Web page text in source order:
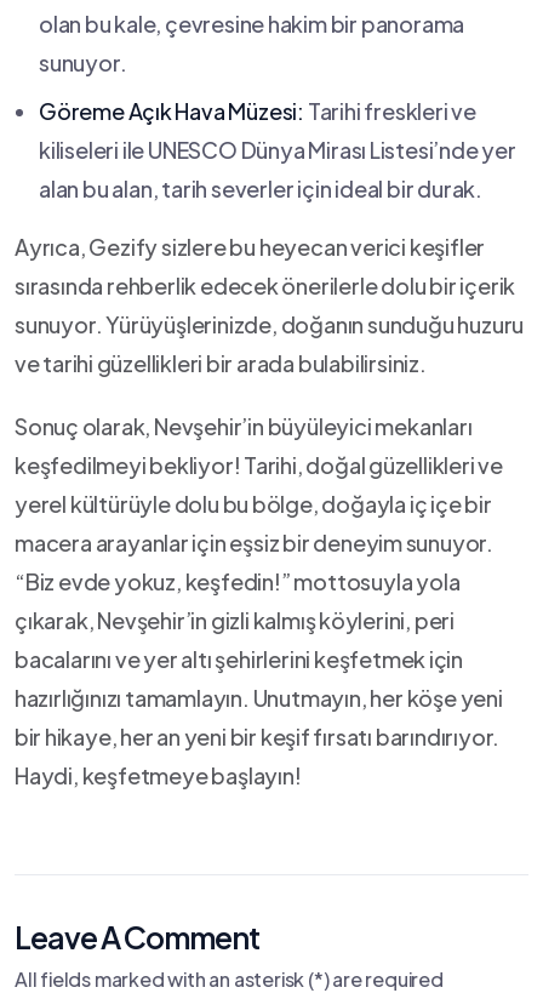
olan ⁣bu kale, çevresine⁢ hakim bir panorama
sunuyor.
Göreme Açık⁣ Hava‍ Müzesi: ‌Tarihi ‍freskleri ve
kiliseleri ile UNESCO Dünya‍ Mirası⁣ Listesi’nde ⁢yer
alan ‌bu alan,​ tarih severler için ideal bir durak.
Ayrıca, Gezify sizlere bu heyecan ​verici keşifler
sırasında rehberlik edecek ⁣önerilerle dolu​ bir içerik
sunuyor. Yürüyüşlerinizde, doğanın sunduğu huzuru
ve⁤ tarihi ⁢güzellikleri⁣ bir arada ​bulabilirsiniz.
Sonuç⁣ olarak, Nevşehir’in büyüleyici mekanları
keşfedilmeyi⁤ bekliyor!⁤ Tarihi, doğal⁢ güzellikleri ve
yerel kültürüyle dolu bu⁤ bölge, doğayla iç içe bir
macera arayanlar⁢ için eşsiz bir deneyim ⁣sunuyor.
“Biz ‍evde yokuz, ​keşfedin!” mottosuyla yola
çıkarak, ‌Nevşehir’in gizli‍ kalmış ⁤köylerini, peri
bacalarını ve yer altı şehirlerini keşfetmek⁢ için
⁣hazırlığınızı tamamlayın. Unutmayın, her köşe yeni
⁣bir ⁤hikaye, her an ⁤yeni bir ‍keşif ⁤fırsatı barındırıyor.
Haydi, keşfetmeye başlayın!
Leave A Comment
All fields marked with an asterisk (*) are required